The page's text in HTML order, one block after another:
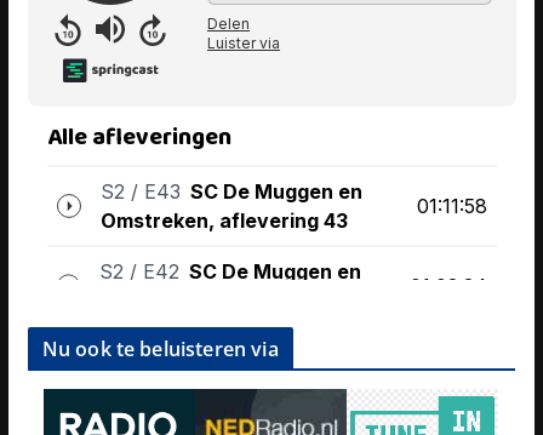
Nu ook te beluisteren via